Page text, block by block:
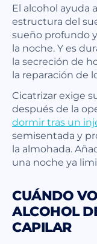
El alcohol ayuda
estructura del
sueño profundo
la noche. Y es
la secreción de
la reparación de
Cicatrizar exige
después de la
dormir tras un
semisentada y
la almohada.
una noche ya
CUÁNDO
ALCOHOL
CAPILAR